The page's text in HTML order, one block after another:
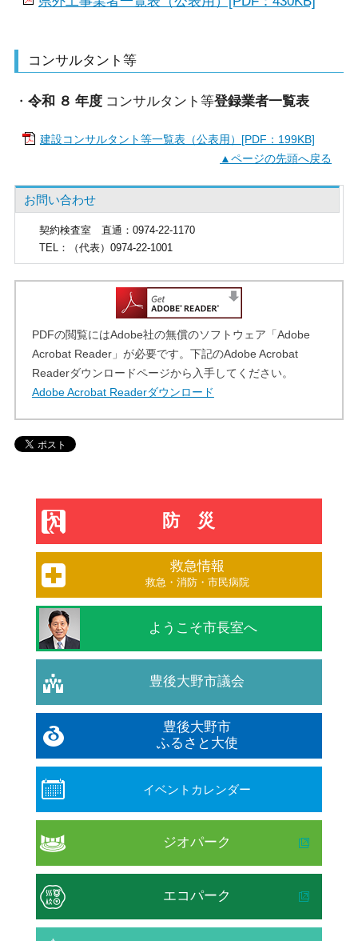
コンサルタント等
・ 令和 ８ 年度 コンサルタント等登録業者一覧表
建設コンサルタント等一覧表（公表用）[PDF：199KB]
▲ページの先頭へ戻る
お問い合わせ
契約検査室
直通：0974-22-1170
TEL ：（代表）0974-22-1001
PDFの閲覧にはAdobe社の無償のソフトウェア「Adobe
Acrobat Reader」が必要です。下記のAdobe Acrobat
Readerダウンロードページから入手してください。
Adobe Acrobat Readerダウンロード
防災
救急情報
救急・消防・市民病院
ようこそ市長室へ
豊後大野市議会
豊後大野市
ふるさと大使
イベントカレンダー
ジオパーク
エコパーク